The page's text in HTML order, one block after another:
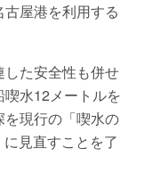
屋港を利用する
た安全性も併せ
水12メートルを
現行の「喫水の
見直すことを了